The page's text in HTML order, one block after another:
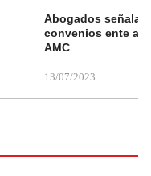
Abogados
convenios ente
AMC
13/07/2023